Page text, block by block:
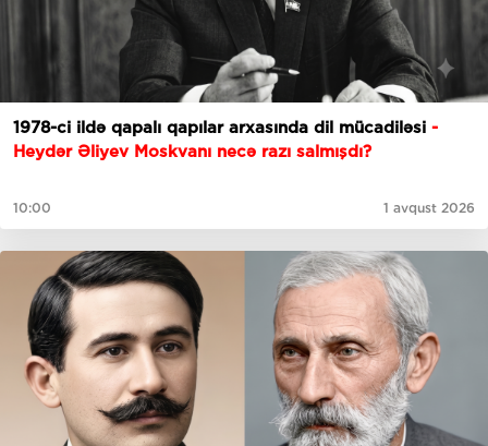
1978-ci ildə qapalı qapılar arxasında dil mücadiləsi -
Heydər Əliyev Moskvanı necə razı salmışdı?
10:00 1 avqust 2026